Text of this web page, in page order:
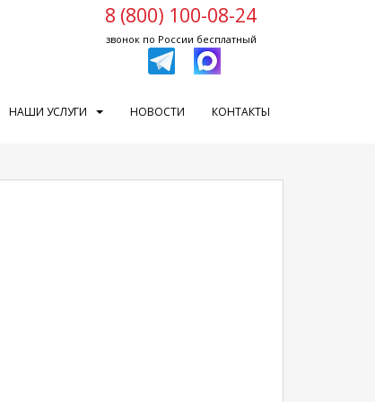
8 (800) 100-08-24
звонок по России бесплатный
НАШИ УСЛУГИ НОВОСТИ КОНТАКТЫ